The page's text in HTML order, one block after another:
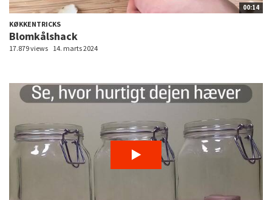
00:14
KØKKENTRICKS
Blomkålshack
17.879 views 14. marts 2024